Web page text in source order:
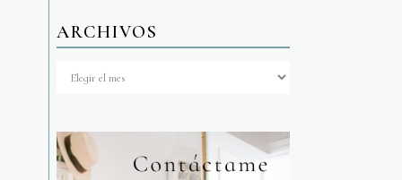
ARCHIVOS
Archivos